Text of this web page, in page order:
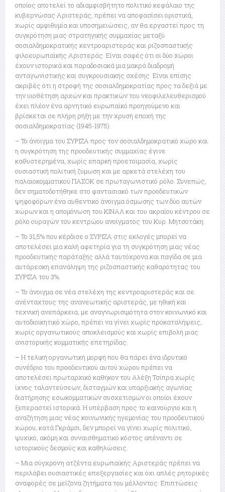
οποίος αποτελεί το αδιαμφισβήτητο πολιτικό κεφάλαιο της
κυβερνώσας Αριστεράς, πρέπει να αποφασίσει οριστικά,
χωρίς αμφιθυμία και υποσημειώσεις, αν θα εργαστεί προς τη
συγκρότηση μιας στρατηγικής συμμαχίας μεταξύ
σοσιαλδημοκρατικής κεντροαριστεράς και ριζοσπαστικής
φιλοευρωπαϊκής Αριστεράς. Είναι σαφές ότι οι δύο χώροι
έχουν ιστορικά και παραδοσιακά μια μακρά διαδρομή
ανταγωνιστικής και συγκρουσιακής σχέσης. Είναι επίσης
ακριβές ότι η στροφή της σοσιαλδημοκρατίας προς τα δεξιά με
την υιοθέτηση αρχών και πρακτικών του νεοφιλελευθερισμού
έχει πλέον ένα αρνητικό ευρωπαϊκό προηγούμενο και
βρίσκεται σε πλήρη ρήξη με την χρυσή εποχή της
σοσιαλδημοκρατίας (1945-1975).
– Το άνοιγμα του ΣΥΡΙΖΑ προς τον σοσιαλδημοκρατικό χώρο και
η συγκρότηση της προοδευτικής συμμαχίας έγινε
καθυστερημένα, χωρίς επαρκή προετοιμασία, χωρίς
ουσιαστική πολιτική ζύμωση και με αρκετά στελέχη του
παλαιοκομματικού ΠΑΣΟΚ σε πρωταγωνιστικό ρόλο. Συνεπώς,
δεν σηματοδοτήθηκε στο φαντασιακό των προοδευτικών
ψηφοφόρων ένα αυθεντικό άνοιγμα όσμωσης των δύο αυτών
χώρων και η απομόνωση του ΚΙΝΑΛ και του ακραίου κέντρου σε
ρόλο ουραγών του κεντρώου ανοίγματος του Κυρ. Μητσοτάκη.
– Το 31,5% που κέρδισε ο ΣΥΡΙΖΑ στις εκλογές μπορεί να
αποτελέσει μια καλή αφετηρία για τη συγκρότηση μιας νέας
προοδευτικής παράταξης αλλά ταυτόχρονα και παγίδα σε μια
αυτάρεσκη επανάληψη της ριζοσπαστικής καθαρότητας του
ΣΥΡΙΖΑ του 3%.
– Το άνοιγμα σε νέα στελέχη της κεντροαριστεράς και σε
ανένταχτους της ανανεωτικής αριστεράς, με ηθική και
τεχνική ανεπάρκεια, με αναγνωρισιμότητα στον κοινωνικό και
αυτοδιοικητικό χώρο, πρέπει να γίνει χωρίς προκαταλήψεις,
χωρίς οργανωτικούς αποκλεισμούς και χωρίς επιβολή μιας
ανιστορικής κομματικής επετηρίδας.
– Η τελική οργανωτική μορφή που θα πάρει ένα ιδρυτικό
συνέδριο του προοδευτικού αυτού χώρου πρέπει να
αποτελέσει πρωταρχικό καθήκον του Αλέξη Τσίπρα χωρίς
ίχνος ταλαντεύσεων, δισταγμών και υπαρξιακής αγωνίας
διατήρησης εσωκομματικών συσχετισμών οι οποίοι έχουν
ξεπεραστεί ιστορικά. Η υπέρβαση προς το καινούργιο και η
αναζήτηση μιας νέας κοινωνικής ηγεμονίας του προοδευτικού
χώρου, κατά Γκράμσι, δεν μπορεί να γίνει χωρίς πολιτικό,
ψυχικό, ακόμη και συναισθηματικό κόστος απέναντι σε
ιστορικούς δεσμούς και καθηλώσεις.
– Μια σύγχρονη ατζέντα ευρωπαϊκής Αριστεράς πρέπει να
περιλάβει ουσιαστικές επεξεργασίες και όχι απλές ρητορικές
αναφορές σε μείζονα ζητήματα του μέλλοντος: Επιπτώσεις